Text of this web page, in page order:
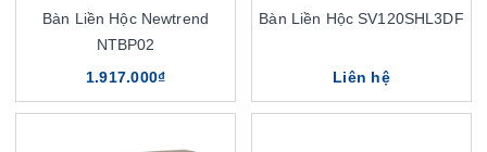
Bàn Liền Hộc Newtrend
NTBP02
1.917.000₫
Bàn Liền Hộc SV120SHL3DF
Liên hệ